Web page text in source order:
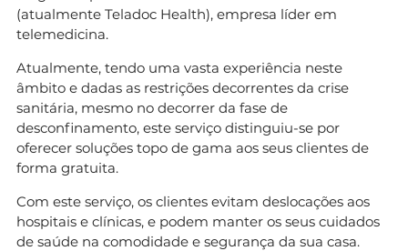
(atualmente Teladoc Health), empresa líder em
telemedicina.
Atualmente, tendo uma vasta experiência neste
âmbito e dadas as restrições decorrentes da crise
sanitária, mesmo no decorrer da fase de
desconfinamento, este serviço distinguiu-se por
oferecer soluções topo de gama aos seus clientes de
forma gratuita.
Com este serviço, os clientes evitam deslocações aos
hospitais e clínicas, e podem manter os seus cuidados
de saúde na comodidade e segurança da sua casa.